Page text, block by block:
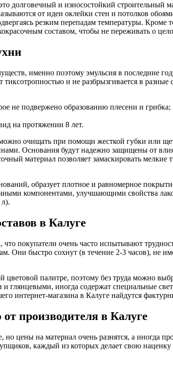
долговечный и износостойкий строительный
от идеи оклейки стен и потолков
резким перепадам температуры. Кроме
составом, чтобы не переживать о
именно поэтому эмульсия в последние
и не разбрызгивается в
не подвержено образованию плесени и грибка;
на протяжении 8 лет.
очищать при помощи жесткой губки или
Основания будут надежно защищены от
материал позволяет замаскировать мелкие
образует плотное и равномерное
компонентами, улучшающими свойства
в Калуге
покупатели очень часто испытывают
Они быстро сохнут (в течение 2-3 часов), не
палитре, поэтому без труда можно
глянцевыми, иногда содержат специальные
интернет-магазина в Калуге найдутся
производителя в Калуге
цены на материал очень разнятся, а иногда
каждый из которых делает свою наценку